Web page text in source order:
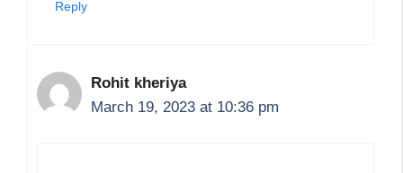
Reply
Rohit kheriya
March 19, 2023 at 10:36 pm